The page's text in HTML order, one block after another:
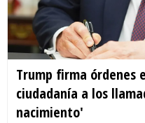
Trump firma órdenes
ciudadanía a los
nacimiento'